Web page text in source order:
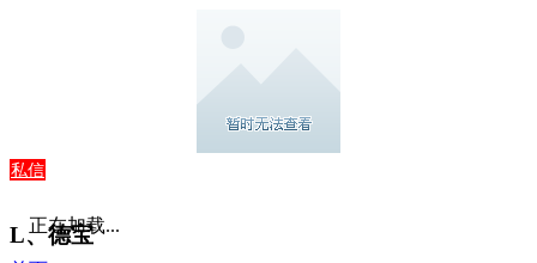
私信
L、德宝
正在加载...